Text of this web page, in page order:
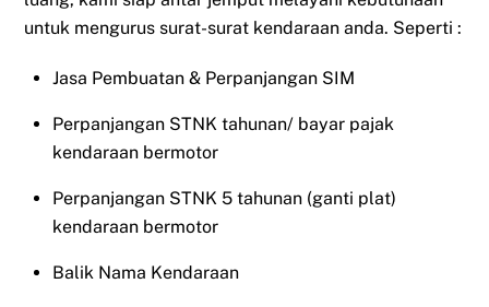
untuk mengurus surat-surat kendaraan anda. Seperti :
Jasa Pembuatan & Perpanjangan SIM
Perpanjangan STNK tahunan/ bayar pajak
kendaraan bermotor
Perpanjangan STNK 5 tahunan (ganti plat)
kendaraan bermotor
Balik Nama Kendaraan